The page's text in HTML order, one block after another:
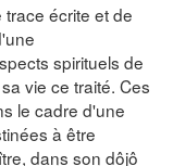
écrite et de
spirituels de
vie ce traité. Ces
le cadre d'une
à être
dans son dôjô